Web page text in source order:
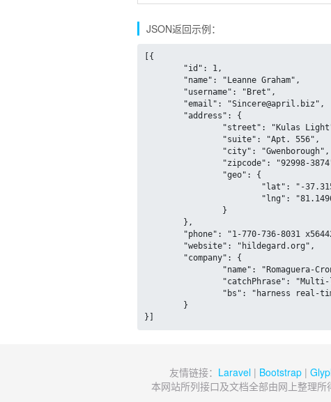
JSON返回示例：
[{
}]
友情链接： Laravel| Bootstrap|
本网站所列接口及文档全部由网上整理